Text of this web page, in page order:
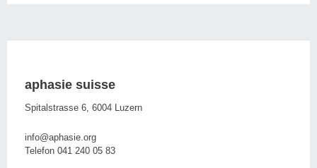
aphasie suisse
Spitalstrasse 6, 6004 Luzern
info@aphasie.org
Telefon 041 240 05 83